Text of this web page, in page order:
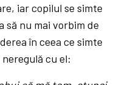
iar copilul se simte
să nu mai vorbim de
în ceea ce simte
cu el: